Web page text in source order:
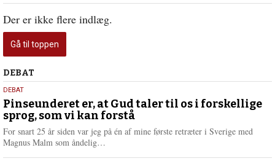
Der er ikke flere indlæg.
Gå til toppen
Debat
DEBAT
5.
august
2026
DEBAT
Pinseunderet er, at Gud taler til os i forskellige
sprog, som vi kan forstå
For snart 25 år siden var jeg på én af mine første retræter i Sverige med
Magnus Malm som åndelig…